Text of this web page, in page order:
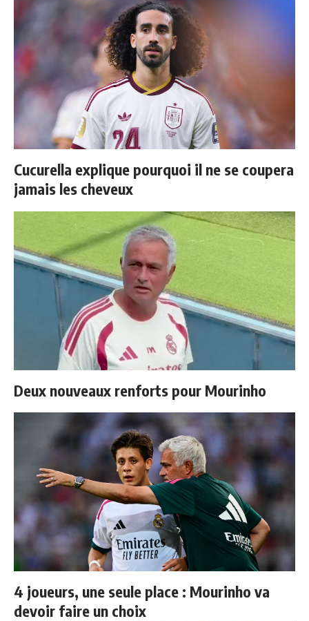
Cucurella explique pourquoi il ne se coupera
jamais les cheveux
Deux nouveaux renforts pour Mourinho
4 joueurs, une seule place : Mourinho va
devoir faire un choix